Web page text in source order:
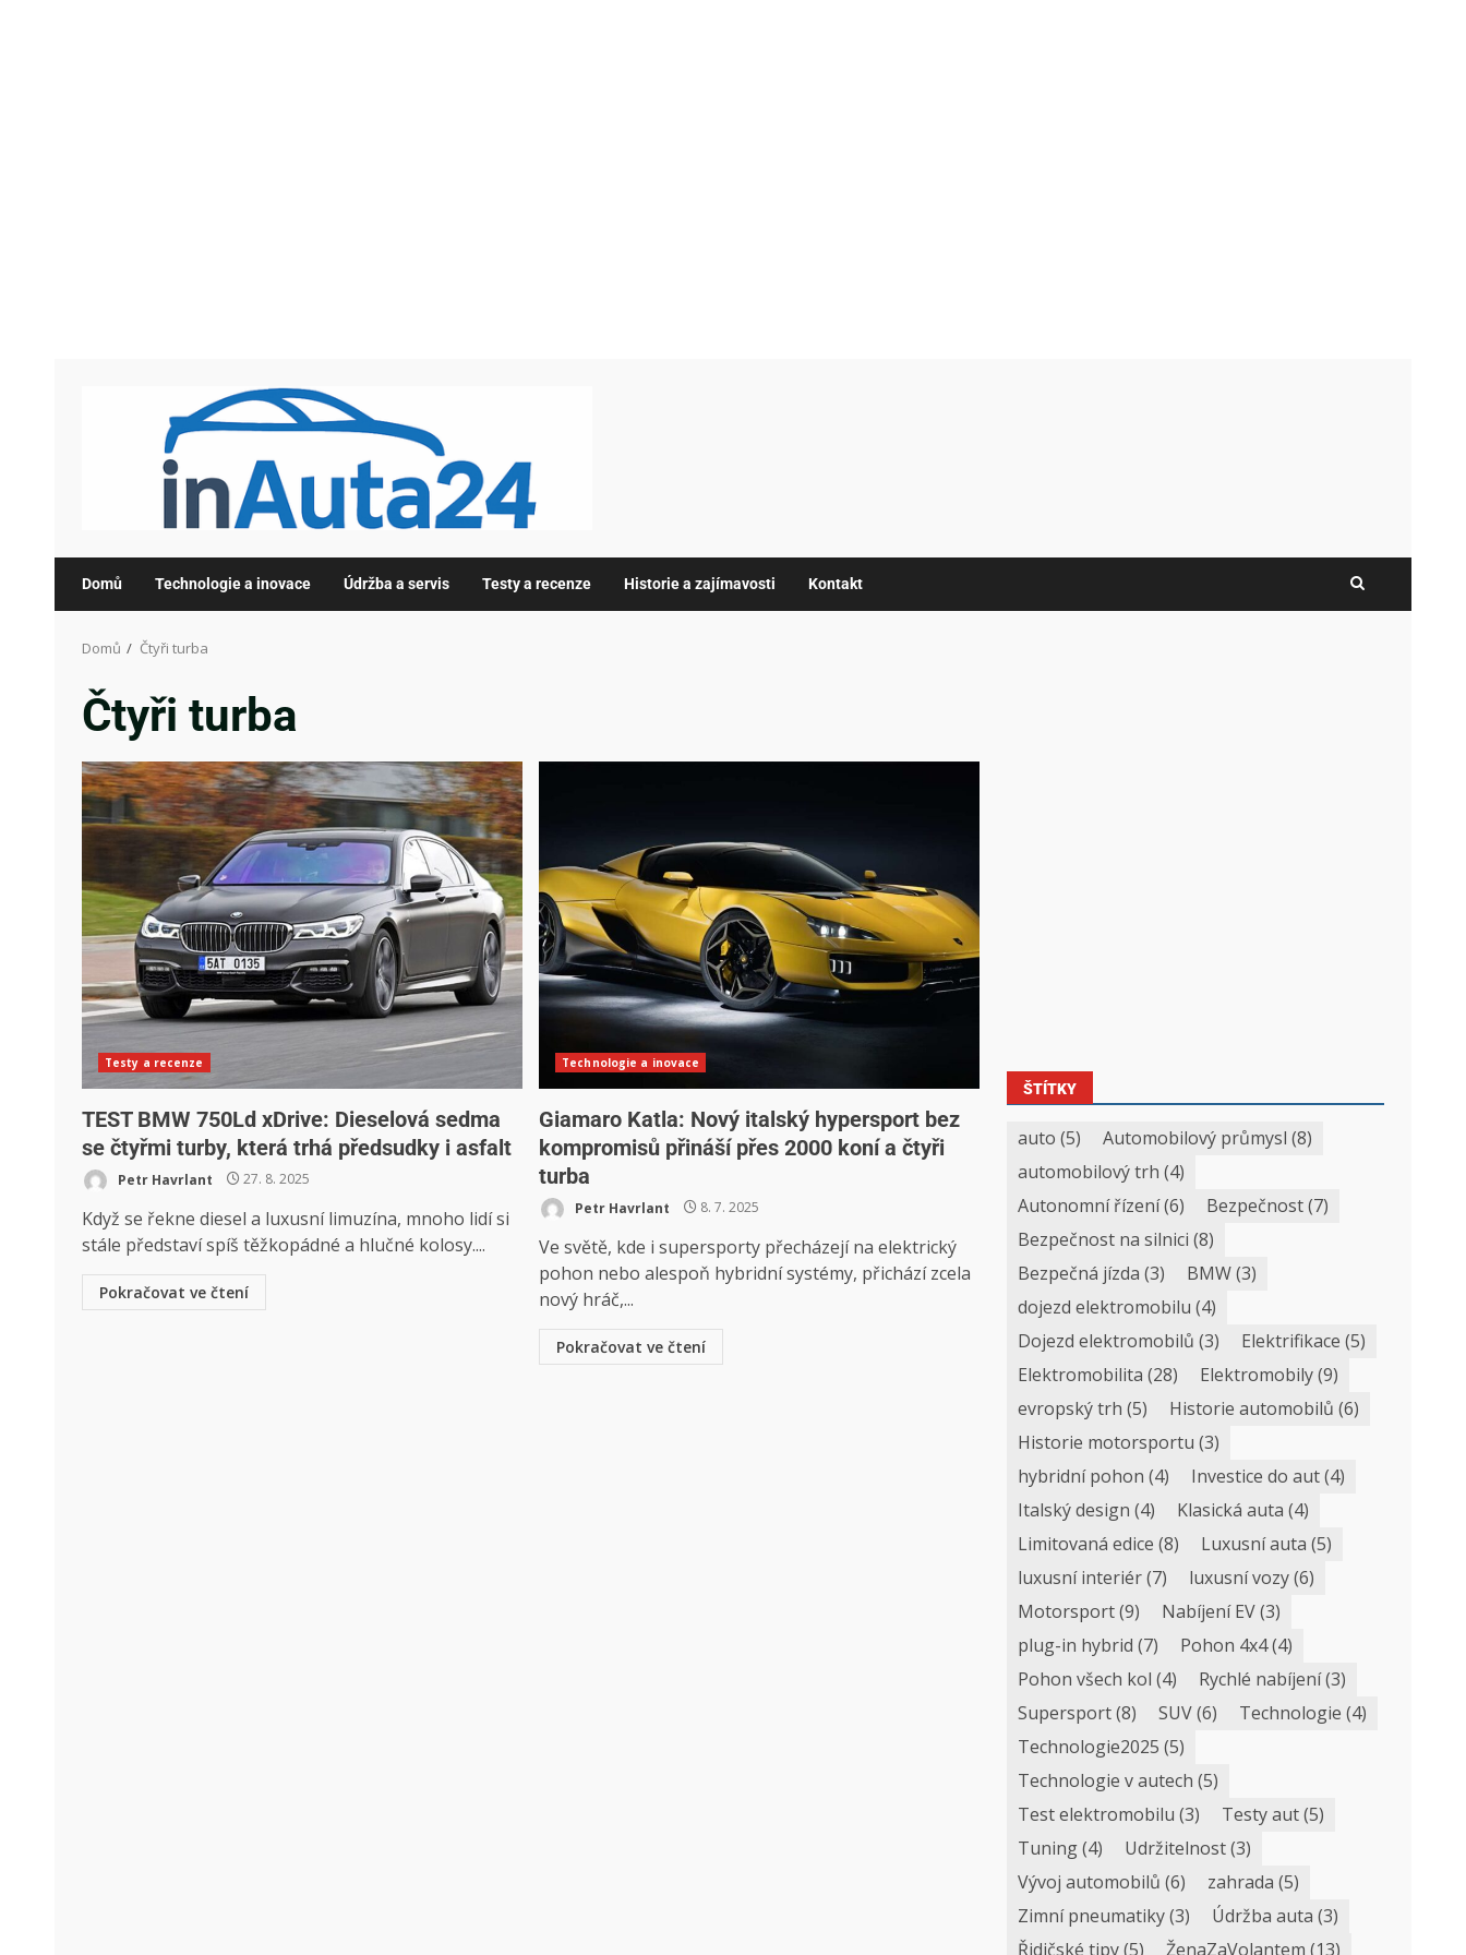
Domů Technologie a inovace Údržba a servis Testy a recenze Historie a zajímavosti Kontakt
Domů Čtyři turba
Čtyři turba
Testy a recenze
TEST BMW 750Ld xDrive: Dieselová sedma
se čtyřmi turby, která trhá předsudky i asfalt
Petr Havrlant 27. 8. 2025
Když se řekne diesel a luxusní limuzína, mnoho lidí si
stále představí spíš těžkopádné a hlučné kolosy....
Pokračovat ve čtení
Technologie a inovace
Giamaro Katla: Nový italský hypersport bez
kompromisů přináší přes 2000 koní a čtyři
turba
Petr Havrlant 8. 7. 2025
Ve světě, kde i supersporty přecházejí na elektrický
pohon nebo alespoň hybridní systémy, přichází zcela
nový hráč,...
Pokračovat ve čtení
ŠTÍTKY
auto (5) Automobilový průmysl (8)
automobilový trh (4)
Autonomní řízení(6) Bezpečnost(7)
Bezpečnost na silnici (8)
Bezpečná jízda (3) BMW(3)
dojezd elektromobilu (4)
Dojezd elektromobilů (3) Elektrifikace (5)
Elektromobilita (28) Elektromobily(9)
evropský trh (5) Historie automobilů (6)
Historie motorsportu (3)
hybridní pohon (4) Investice do aut(4)
Italský design (4) Klasická auta (4)
Limitovaná edice (8) Luxusní auta (5)
luxusní interiér(7) luxusní vozy(6)
Motorsport(9) Nabíjení EV(3)
plug-in hybrid (7) Pohon 4x4(4)
Pohon všech kol (4) Rychlé nabíjení(3)
Supersport(8) SUV(6) Technologie (4)
Technologie2025 (5)
Technologie v autech (5)
Test elektromobilu (3) Testy aut(5)
Tuning(4) Udržitelnost(3)
Vývoj automobilů (6) zahrada (5)
Zimní pneumatiky(3) Údržba auta (3)
Řidičské tipy(5) ŽenaZaVolantem (13)